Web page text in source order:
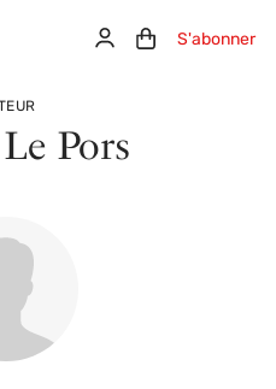
ConnexionPanier (0)
S'abonner
Pors